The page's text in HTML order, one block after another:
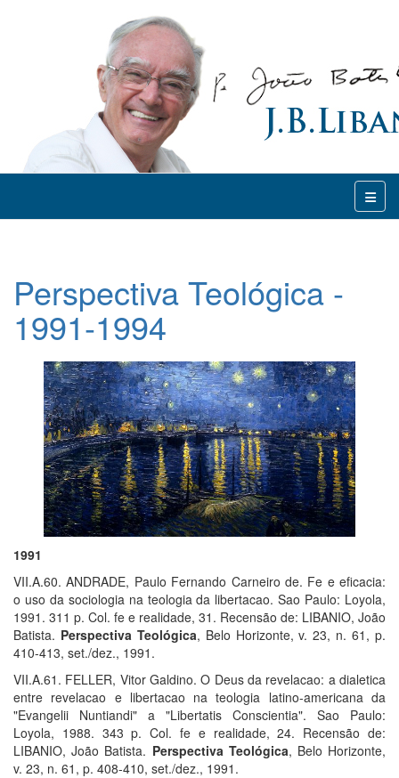
Perspectiva Teológica -
1991-1994
1991
VII.A.60. ANDRADE, Paulo Fernando Carneiro de. Fe e eficacia:
o uso da sociologia na teologia da libertacao. Sao Paulo: Loyola,
1991. 311 p. Col. fe e realidade, 31. Recensão de: LIBANIO, João
Batista. Perspectiva Teológica, Belo Horizonte, v. 23, n. 61, p.
410-413, set./dez., 1991.
VII.A.61. FELLER, Vitor Galdino. O Deus da revelacao: a dialetica
entre revelacao e libertacao na teologia latino-americana da
"Evangelii Nuntiandi" a "Libertatis Conscientia". Sao Paulo:
Loyola, 1988. 343 p. Col. fe e realidade, 24. Recensão de:
LIBANIO, João Batista. Perspectiva Teológica, Belo Horizonte,
v. 23, n. 61, p. 408-410, set./dez., 1991.